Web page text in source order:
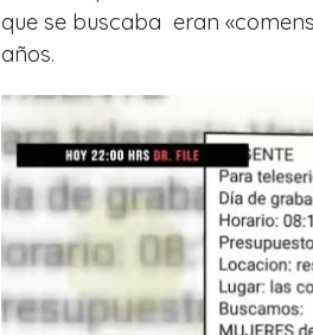
que se buscaba eran
años.